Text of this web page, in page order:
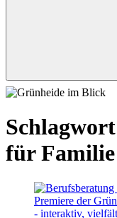
für Familie